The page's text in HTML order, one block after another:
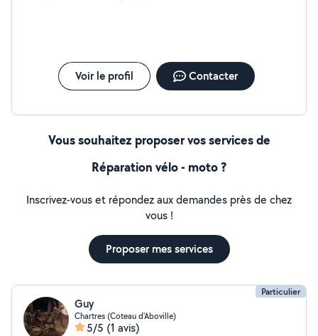
Voir le profil Contacter
Vous souhaitez proposer vos services de
Réparation vélo - moto ?
Inscrivez-vous et répondez aux demandes près de chez
vous !
Proposer mes services
Particulier
Guy
Chartres (Coteau d'Aboville)
5/5 (1 avis)